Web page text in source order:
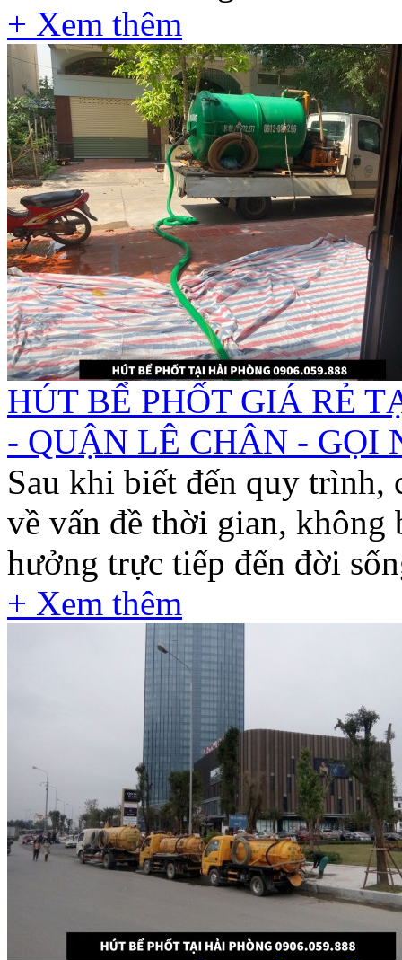
+ Xem thêm
HÚT BỂ PHỐT GIÁ RẺ
- QUẬN LÊ CHÂN - GỌI
Sau khi biết đến quy trình,
về vấn đề thời gian,
hưởng trực tiếp đến đời
+ Xem thêm